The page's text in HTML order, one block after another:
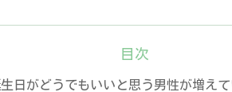
目次
日がどうでもいいと思う男性が増え